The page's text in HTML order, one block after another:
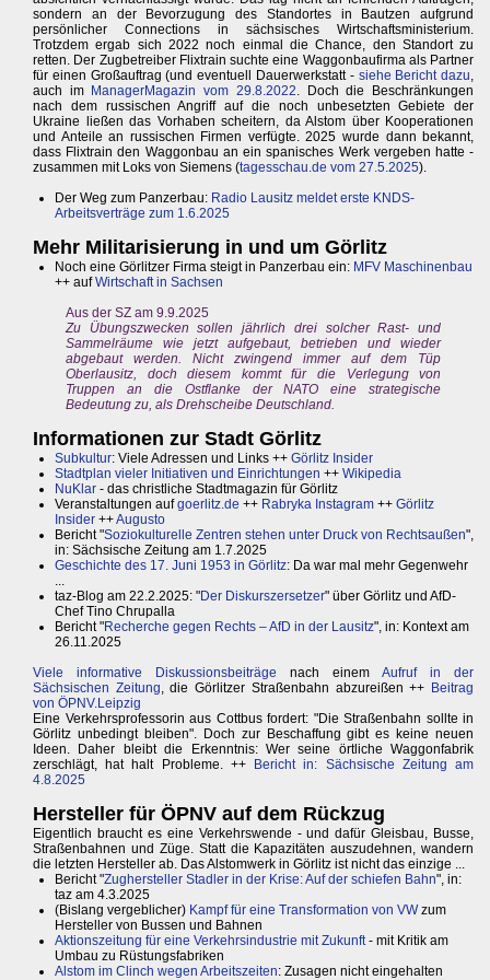
sondern an der Bevorzugung des Standortes in Bautzen aufgrund
persönlicher Connections in sächsisches Wirtschaftsministerium.
Trotzdem ergab sich 2022 noch einmal die Chance, den Standort zu
retten. Der Zugbetreiber Flixtrain suchte eine Waggonbaufirma als Partner
für einen Großauftrag (und eventuell Dauerwerkstatt - siehe Bericht dazu,
auch im ManagerMagazin vom 29.8.2022. Doch die Beschränkungen
nach dem russischen Angriff auf die noch unbesetzten Gebiete der
Ukraine ließen das Vorhaben scheitern, da Alstom über Kooperationen
und Anteile an russischen Firmen verfügte. 2025 wurde dann bekannt,
dass Flixtrain den Waggonbau an ein spanisches Werk vergeben hatte -
zusammen mit Loks von Siemens (tagesschau.de vom 27.5.2025).
Der Weg zum Panzerbau: Radio Lausitz meldet erste KNDS-
Arbeitsverträge zum 1.6.2025
Mehr Militarisierung in und um Görlitz
Noch eine Görlitzer Firma steigt in Panzerbau ein: MFV Maschinenbau
++ aufWirtschaft in Sachsen
Aus der SZ am 9.9.2025
Zu Übungszwecken sollen jährlich drei solcher Rast- und
Sammelräume wie jetzt aufgebaut, betrieben und wieder
abgebaut werden. Nicht zwingend immer auf dem Tüp
Oberlausitz, doch diesem kommt für die Verlegung von
Truppen an die Ostflanke der NATO eine strategische
Bedeutung zu, als Drehscheibe Deutschland.
Informationen zur Stadt Görlitz
Subkultur: Viele Adressen und Links ++ Görlitz Insider
Stadtplan vieler Initiativen und Einrichtungen ++ Wikipedia
NuKlar - das christliche Stadtmagazin für Görlitz
Veranstaltungen aufgoerlitz.de ++ Rabryka Instagram ++ Görlitz
Insider ++Augusto
Bericht "Soziokulturelle Zentren stehen unter Druck von Rechtsaußen",
in: Sächsische Zeitung am 1.7.2025
Geschichte des 17. Juni 1953 in Görlitz: Da war mal mehr Gegenwehr
...
taz-Blog am 22.2.2025: "Der Diskurszersetzer" über Görlitz und AfD-
Chef Tino Chrupalla
Bericht "Recherche gegen Rechts – AfD in der Lausitz", in: Kontext am
26.11.2025
Viele informative Diskussionsbeiträge nach einemAufruf in der
Sächsischen Zeitung, die Görlitzer Straßenbahn abzureißen ++ Beitrag
von ÖPNV.Leipzig
Eine Verkehrsprofessorin aus Cottbus fordert: "Die Straßenbahn sollte in
Görlitz unbedingt bleiben". Doch zur Beschaffung gibt es keine neuen
Ideen. Daher bleibt die Erkenntnis: Wer seine örtliche Waggonfabrik
zerschlägt, hat halt Probleme. ++
Bericht in: Sächsische Zeitung am
4.8.2025
Hersteller für ÖPNV auf dem Rückzug
Eigentlich braucht es eine Verkehrswende - und dafür Gleisbau, Busse,
Straßenbahnen und Züge. Statt die Kapazitäten auszudehnen, wandern
die letzten Hersteller ab. Das Alstomwerk in Görlitz ist nicht das einzige ...
Bericht "Zughersteller Stadler in der Krise: Auf der schiefen Bahn", in:
taz am 4.3.2025
(Bislang vergeblicher) Kampf für eine Transformation von VWzum
Hersteller von Bussen und Bahnen
Aktionszeitung für eine Verkehrsindustrie mit Zukunft- mit Kritik am
Umbau zu Rüstungsfabriken
Alstom im Clinch wegen Arbeitszeiten: Zusagen nicht eingehalten